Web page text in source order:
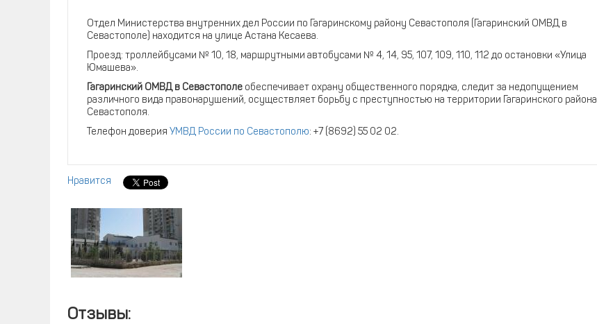
Отдел Министерства внутренних дел России по Гагаринскому району Севастополя (Гагаринский ОМВД в
Севастополе) находится на улице Астана Кесаева.
Проезд: троллейбусами № 10, 18, маршрутными автобусами № 4, 14, 95, 107, 109, 110, 112 до остановки «Улица
Юмашева».
Гагаринский ОМВД в Севастополе обеспечивает охрану общественного порядка, следит за недопущением
различного вида правонарушений, осуществляет борьбу с преступностью на территории Гагаринского района
Севастополя.
Телефон доверия УМВД России по Севастополю: +7 (8692) 55 02 02.
Нравится
Отзывы: